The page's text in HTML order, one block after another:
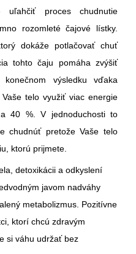
uľahčiť proces chudnutie
rozomleté čajové lístky.
dokáže potlačovať chuť
tohto čaju pomáha zvýšiť
výsledku vďaka
telo využiť viac energie
40 %. V jednoduchosti to
chudnúť pretože Vaše telo
ktorú prijmete.
detoxikácii a odkyslení
javom nadváhy
metabolizmus. Pozitívne
ktorí chcú zdravým
si váhu udržať bez